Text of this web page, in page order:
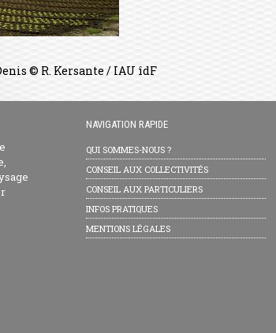
© R. Kersante / IAU îdF
NAVIGATION RAPIDE
QUI SOMMES-NOUS ?
CONSEIL AUX COLLECTIVITÉS
CONSEIL AUX PARTICULIERS
INFOS PRATIQUES
MENTIONS LÉGALES